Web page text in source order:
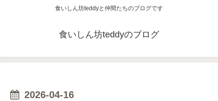
食いしん坊teddyと仲間たちのブログです
食いしん坊teddyのブログ
2026-04-16